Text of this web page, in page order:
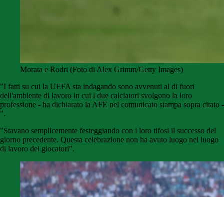
Morata e Rodri (Foto di Alex Grimm/Getty Images)
"I fatti su cui la UEFA sta indagando sono avvenuti al di fuori
dell'ambiente di lavoro in cui i due calciatori svolgono la loro
professione - ha dichiarato la AFE nel comunicato stampa sopra citato -
".
"Stavano semplicemente festeggiando con i loro tifosi il successo del
giorno precedente. Questa celebrazione non ha avuto luogo nel luogo
di lavoro dei giocatori".